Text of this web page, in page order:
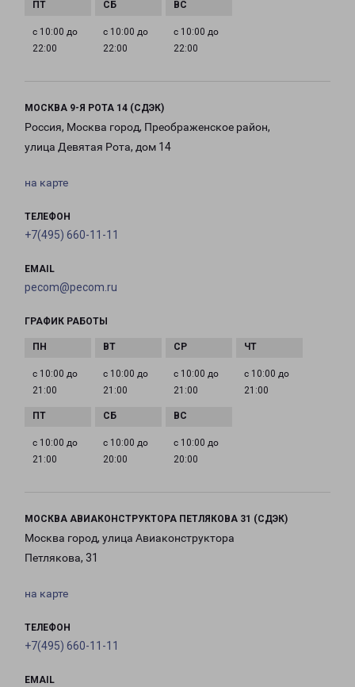
с 10:00 до
22:00
с 10:00 до
22:00
с 10:00 до
22:00
МОСКВА 9-Я РОТА 14 (СДЭК)
Россия, Москва город, Преображенское район,
улица Девятая Рота, дом 14
на карте
ТЕЛЕФОН
+7(495) 660-11-11
EMAIL
pecom@pecom.ru
ГРАФИК РАБОТЫ
с 10:00 до
21:00
с 10:00 до
21:00
с 10:00 до
21:00
с 10:00 до
21:00
с 10:00 до
21:00
с 10:00 до
20:00
с 10:00 до
20:00
МОСКВА АВИАКОНСТРУКТОРА ПЕТЛЯКОВА 31 (СДЭК)
Москва город, улица Авиаконструктора
Петлякова, 31
на карте
ТЕЛЕФОН
+7(495) 660-11-11
EMAIL